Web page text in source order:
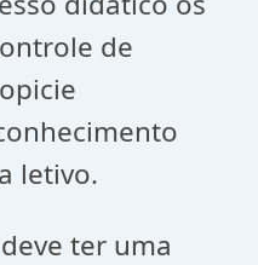
de
letivo.
ter uma